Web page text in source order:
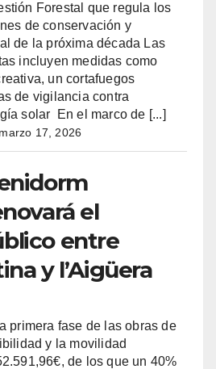
Forestal que regula los
de conservación y
de la próxima década Las
incluyen medidas como
un cortafuegos
de vigilancia contra
solar En el marco de [...]
marzo 17, 2026
el
entre
y l’Aigüera
primera fase de las obras de
y la movilidad
de los que un 40%